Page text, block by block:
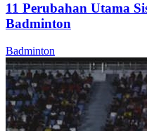
11 Perubahan Utama
Badminton
Badminton